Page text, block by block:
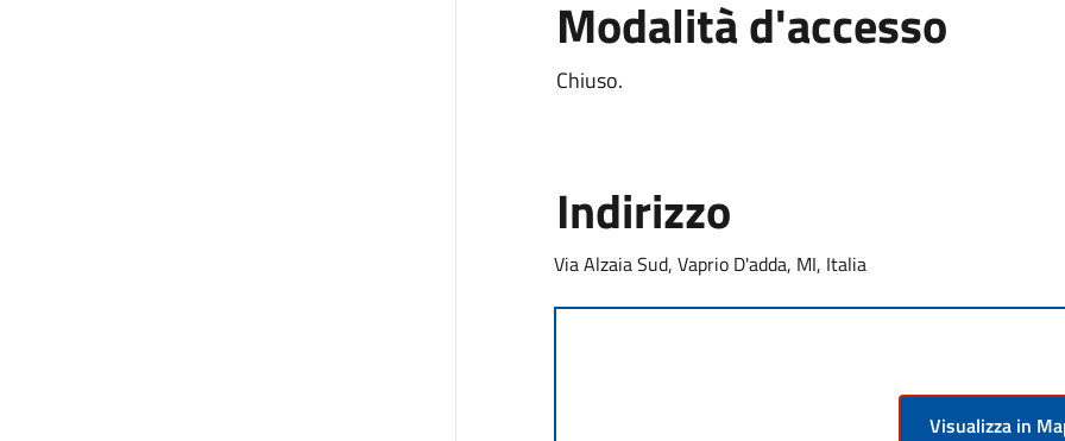
Modalità d'accesso
Chiuso.
Indirizzo
Via Alzaia Sud, Vaprio D'adda, MI, Italia
Visualizza in